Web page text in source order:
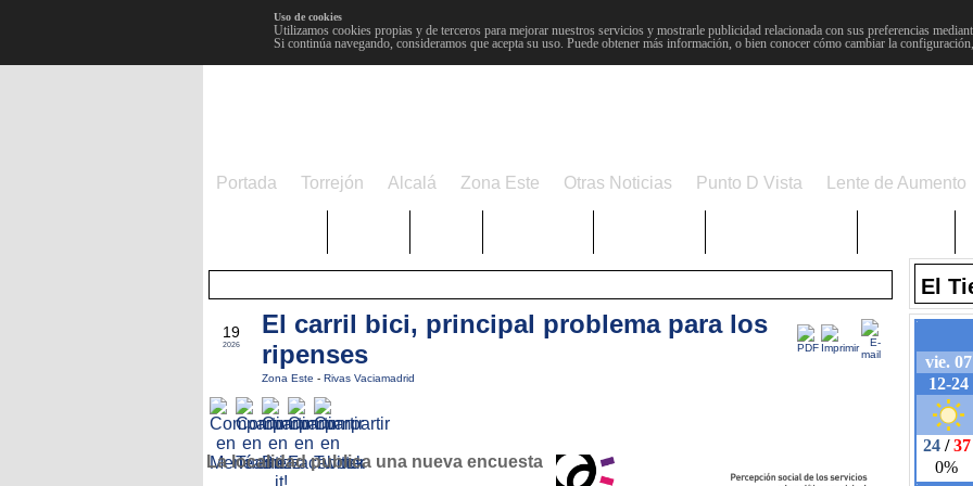
Uso de cookies
Utilizamos cookies propias y de terceros para mejorar nuestros servicios y mostrarle publicidad relacionada con sus preferencias
Si continúa navegando, consideramos que acepta su uso. Puede obtener más información, o bien conocer cómo cambiar la
Portada Torrejón Alcalá Zona Este Otras Noticias Punto D Vista Lente de Aumento
19
2026
El carril bici, principal problema para los
ripenses
Zona Este - Rivas Vaciamadrid
La localidad publica una nueva encuesta
El